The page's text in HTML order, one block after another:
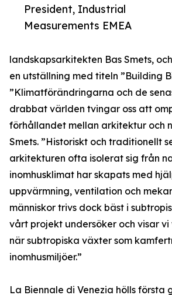
President, Industrial
Measurements EMEA
landskapsarkitekten Bas Smets,
en utställning med titeln ”Building
”Klimatförändringarna och de
drabbat världen tvingar oss att
förhållandet mellan arkitektur och
Smets. ”Historiskt och traditionellt
arkitekturen ofta isolerat sig från
inomhusklimat har skapats med
uppvärmning, ventilation och
människor trivs dock bäst i
vårt projekt undersöker och visar
när subtropiska växter som
inomhusmiljöer.”
La Biennale di Venezia hölls första